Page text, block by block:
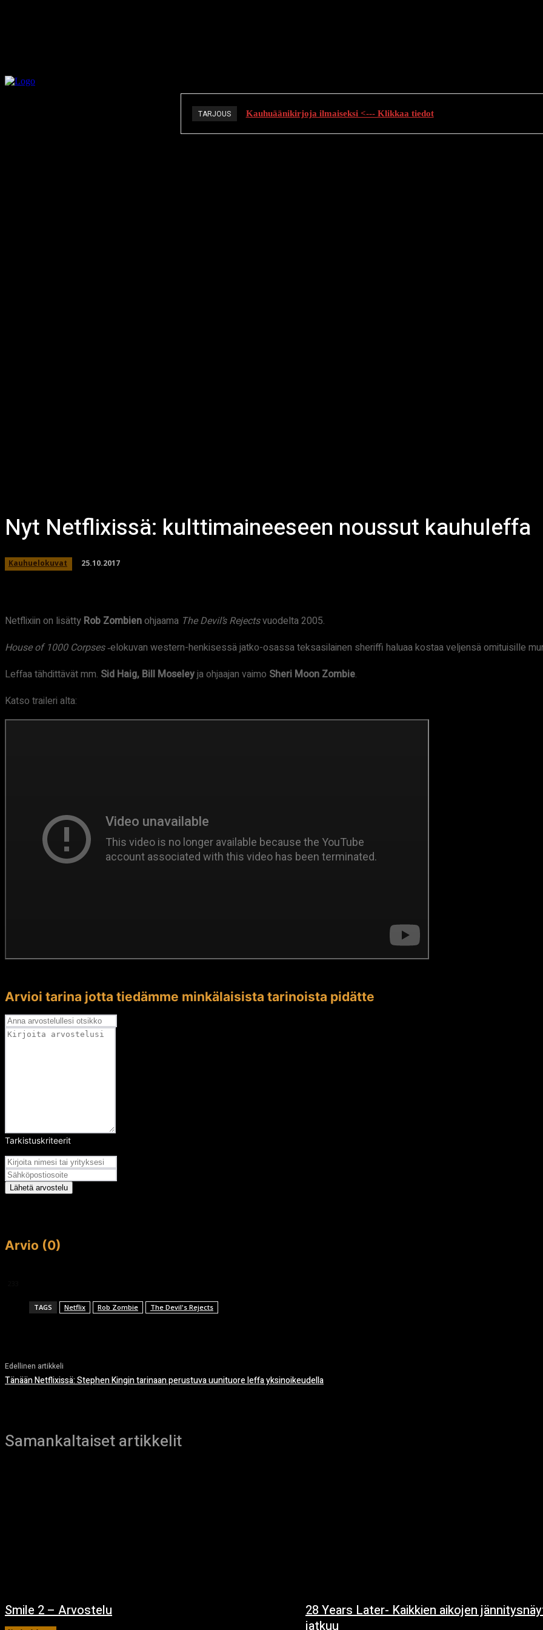
TARJOUS Kauhuäänikirjoja ilmaiseksi <--- Klikkaa tiedot
Nyt Netflixissä: kulttimaineeseen noussut kauhuleffa
Kauhuelokuvat 25.10.2017
Netflixiin on lisätty Rob Zombienohjaama The Devil’s Rejectsvuodelta 2005.
House of 1000 Corpses‑elokuvan western-henkisessä jatko-osassa teksasilainen sheriffi haluaa kostaa veljensä omituisille
Leffaa tähdittävät mm. Sid Haig, Bill Moseleyja ohjaajan vaimo Sheri Moon Zombie.
Katso traileri alta:
Arvioi tarina jotta tiedämme minkälaisista tarinoista pidätte
Tarkistuskriteerit
Lähetä arvostelu
Arvio (0)
TAGS Netflix Rob Zombie The Devil's Rejects
Edellinen artikkeli
Tänään Netflixissä: Stephen Kingin tarinaan perustuva uunituore leffa yksinoikeudella
Samankaltaiset artikkelit
Smile 2 – Arvostelu
28 Years Later- Kaikkien aikojen
jatkuu